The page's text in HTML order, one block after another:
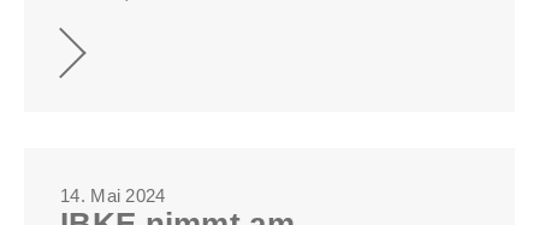
14. Mai 2024